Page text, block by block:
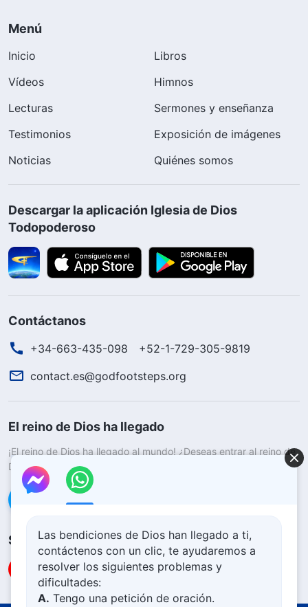
Menú
Inicio
Libros
Vídeos
Himnos
Lecturas
Sermones y enseñanza
Testimonios
Exposición de imágenes
Noticias
Quiénes somos
Descargar la aplicación Iglesia de Dios
Todopoderoso
Contáctanos
+34-663-435-098
+52-1-729-305-9819
contact.es@godfootsteps.org
El reino de Dios ha llegado
¡El reino de Dios ha llegado al mundo! ¿Deseas entrar al reino de
Dios? Saber más
Conéctate con nosotros en Messenger
SíguenosLas bendiciones de Dios han llegado a ti,
contáctenos con un clic, te ayudaremos a
resolver los siguientes problemas y
dificultades:
A. Tengo una petición de oración.